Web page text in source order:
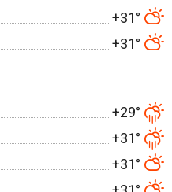
+31°
+31°
+29°
+31°
+31°